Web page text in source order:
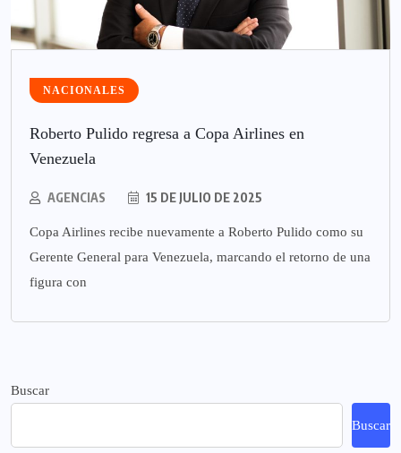
NACIONALES
Roberto Pulido regresa a Copa Airlines en
Venezuela
AGENCIAS 15 DE JULIO DE 2025
Copa Airlines recibe nuevamente a Roberto Pulido como su
Gerente General para Venezuela, marcando el retorno de una
figura con
Buscar
Buscar